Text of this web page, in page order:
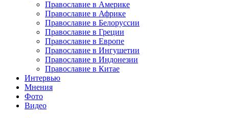
Православие в Америке
Православие в Африке
Православие в Белоруссии
Православие в Греции
Православие в Европе
Православие в Ингушетии
Православие в Индонезии
Православие в Китае
Интервью
Мнения
Фото
Видео